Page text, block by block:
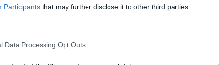
Participants that may further disclose it to other third parties.
Data Processing Opt Outs